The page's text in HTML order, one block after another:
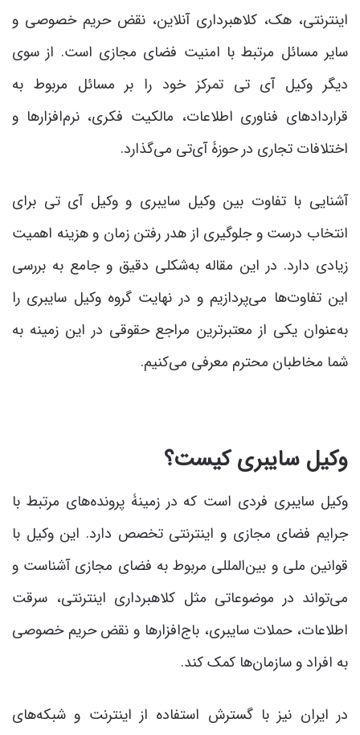
اینترنتی، هک، کلاهبرداری آنلاین، نقض حریم خصوصی و
سایر مسائل مرتبط با امنیت فضای مجازی است. از سوی
دیگر وکیل آی تی تمرکز خود را بر مسائل مربوط به
قراردادهای فناوری اطلاعات، مالکیت فکری، نرم‌افزارها و
اختلافات تجاری در حوزۀ آی‌تی می‌گذارد.
آشنایی با تفاوت بین وکیل سایبری و وکیل آی تی برای
انتخاب درست و جلوگیری از هدر رفتن زمان و هزینه اهمیت
زیادی دارد. در این مقاله به‌شکلی دقیق و جامع به بررسی
این تفاوت‌ها می‌پردازیم و در نهایت گروه وکیل سایبری را
به‌عنوان یکی از معتبرترین مراجع حقوقی در این زمینه به
شما مخاطبان محترم معرفی می‌کنیم.
وکیل سایبری کیست؟
وکیل سایبری فردی است که در زمینۀ پرونده‌های مرتبط با
جرایم فضای مجازی و اینترنتی تخصص دارد. این وکیل با
قوانین ملی و بین‌المللی مربوط به فضای مجازی آشناست و
می‌تواند در موضوعاتی مثل کلاهبرداری اینترنتی، سرقت
اطلاعات، حملات سایبری، باج‌افزارها و نقض حریم خصوصی
به افراد و سازمان‌ها کمک کند.
در ایران نیز با گسترش استفاده از اینترنت و شبکه‌های